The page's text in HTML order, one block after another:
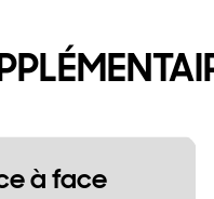
à face